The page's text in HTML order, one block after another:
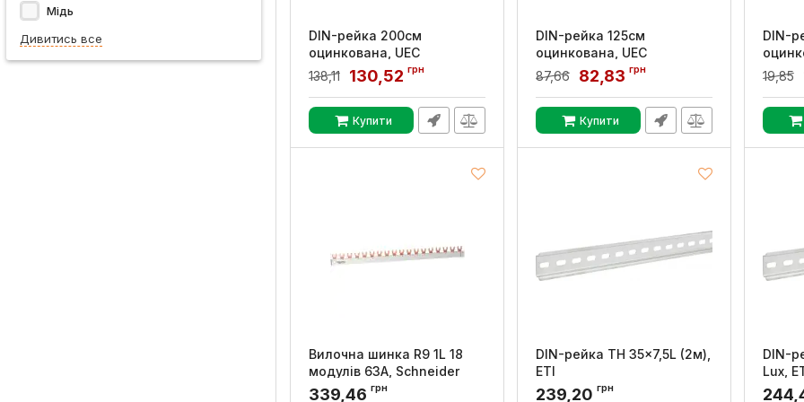
Мідь
Дивитись все
DIN-рейка 200см
оцинкована, UEC
Артикул:YDN10-0200-U
138,11 130,52 грн
Купити
DIN-рейка 125см
оцинкована, UEC
Артикул:YDN10-0125-U
87,66 82,83 грн
Купити
DIN-
19,85
Вилочна шинка R9 1L 18
модулів 63A, Schneider
Electric
339,46 грн
DIN-рейка TH 35x7,5L (2м),
ETI
Артикул:2911023
239,20 грн
DIN-
Lux,